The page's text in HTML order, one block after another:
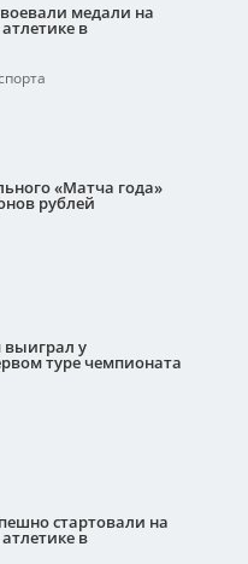
медали на
в
«Матча года»
рублей
выиграл у
туре чемпионата
стартовали на
в